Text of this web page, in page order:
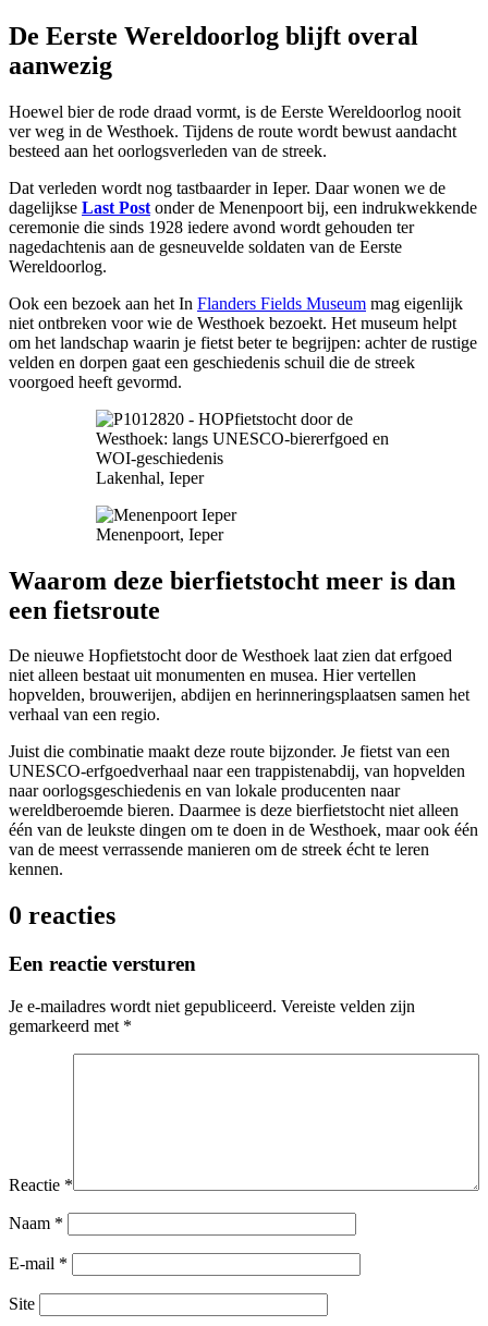
De Eerste Wereldoorlog blijft overal
aanwezig
Hoewel bier de rode draad vormt, is de Eerste Wereldoorlog nooit
ver weg in de Westhoek. Tijdens de route wordt bewust aandacht
besteed aan het oorlogsverleden van de streek.
Dat verleden wordt nog tastbaarder in Ieper. Daar wonen we de
dagelijkse Last Post onder de Menenpoort bij, een indrukwekkende
ceremonie die sinds 1928 iedere avond wordt gehouden ter
nagedachtenis aan de gesneuvelde soldaten van de Eerste
Wereldoorlog.
Ook een bezoek aan het In Flanders Fields Museum mag eigenlijk
niet ontbreken voor wie de Westhoek bezoekt. Het museum helpt
om het landschap waarin je fietst beter te begrijpen: achter de rustige
velden en dorpen gaat een geschiedenis schuil die de streek
voorgoed heeft gevormd.
Lakenhal, Ieper
Menenpoort, Ieper
Waarom deze bierfietstocht meer is dan
een fietsroute
De nieuwe Hopfietstocht door de Westhoek laat zien dat erfgoed
niet alleen bestaat uit monumenten en musea. Hier vertellen
hopvelden, brouwerijen, abdijen en herinneringsplaatsen samen het
verhaal van een regio.
Juist die combinatie maakt deze route bijzonder. Je fietst van een
UNESCO-erfgoedverhaal naar een trappistenabdij, van hopvelden
naar oorlogsgeschiedenis en van lokale producenten naar
wereldberoemde bieren. Daarmee is deze bierfietstocht niet alleen
één van de leukste dingen om te doen in de Westhoek, maar ook één
van de meest verrassende manieren om de streek écht te leren
kennen.
0 reacties
Een reactie versturen
Je e-mailadres wordt niet gepubliceerd. Vereiste velden zijn
gemarkeerd met *
Reactie *
Naam *
E-mail *
Site